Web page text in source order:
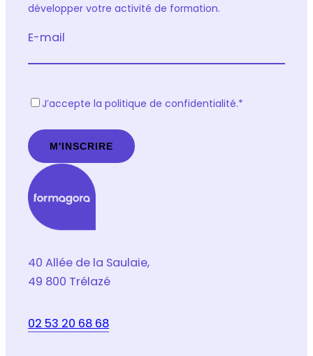
développer votre activité de formation.
E-mail
R
P
D
*
J’accepte la politique de confidentialité.*
40 Allée de la Saulaie,
49 800 Trélazé
02 53 20 68 68